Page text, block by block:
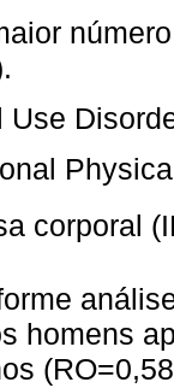
Use
corporal
homens